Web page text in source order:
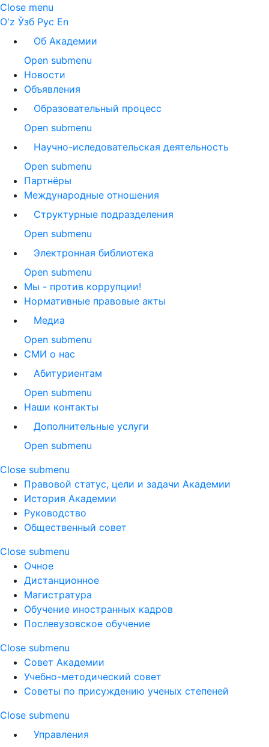
Close menu
O'z Ўзб Рус En
Об Академии
Open submenu
Новости
Объявления
Образовательный процесс
Open submenu
Научно-иследовательская деятельность
Open submenu
Партнёры
Международные отношения
Структурные подразделения
Open submenu
Электронная библиотека
Open submenu
Мы - против коррупции!
Нормативные правовые акты
Медиа
Open submenu
СМИ о нас
Абитуриентам
Open submenu
Наши контакты
Дополнительные услуги
Open submenu
Close submenu
Правовой статус, цели и задачи Академии
История Академии
Руководство
Общественный совет
Close submenu
Очное
Дистанционное
Магистратура
Обучение иностранных кадров
Послевузовское обучение
Close submenu
Совет Академии
Учебно-методический совет
Советы по присуждению ученых степеней
Close submenu
Управления